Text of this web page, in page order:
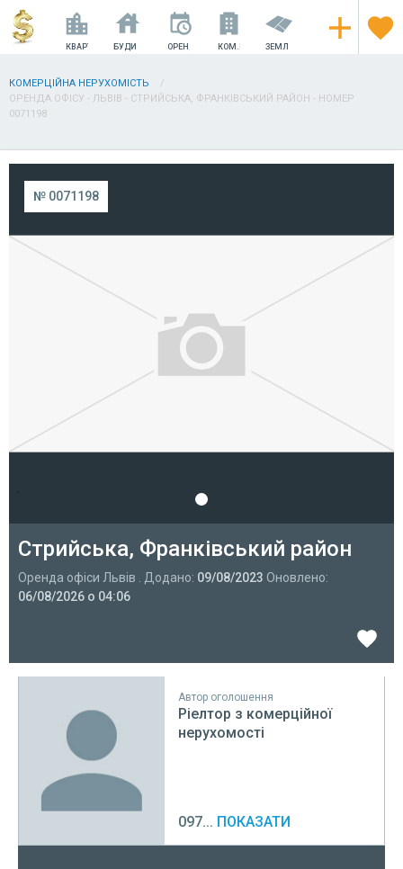
КВАРТИРИ БУДИНКИ ОРЕНДА КОМ.НЕРУХОМІСТЬ
ЗЕМЛЯ
КОМЕРЦІЙНА НЕРУХОМІСТЬ
ОРЕНДА ОФІСУ - ЛЬВІВ - СТРИЙСЬКА, ФРАНКІВСЬКИЙ РАЙОН - НОМЕР
0071198
№ 0071198
Стрийська, Франківський район
Оренда офіси Львів . Додано: 09/08/2023 Оновлено:
06/08/2026 о 04:06
Автор оголошення
Ріелтор з комерційної
нерухомості
097... ПОКАЗАТИ